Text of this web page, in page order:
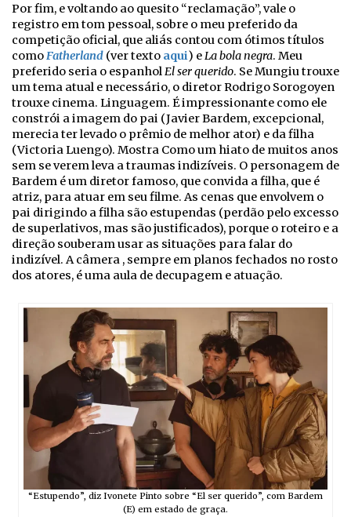
Por fim, e voltando ao quesito “reclamação”, vale o
registro em tom pessoal, sobre o meu preferido da
competição oficial, que aliás contou com ótimos títulos
como Fatherland (ver texto aqui) e La bola negra. Meu
preferido seria o espanhol El ser querido. Se Mungiu trouxe
um tema atual e necessário, o diretor Rodrigo Sorogoyen
trouxe cinema. Linguagem. É impressionante como ele
constrói a imagem do pai (Javier Bardem, excepcional,
merecia ter levado o prêmio de melhor ator) e da filha
(Victoria Luengo). Mostra Como um hiato de muitos anos
sem se verem leva a traumas indizíveis. O personagem de
Bardem é um diretor famoso, que convida a filha, que é
atriz, para atuar em seu filme. As cenas que envolvem o
pai dirigindo a filha são estupendas (perdão pelo excesso
de superlativos, mas são justificados), porque o roteiro e a
direção souberam usar as situações para falar do
indizível. A câmera , sempre em planos fechados no rosto
dos atores, é uma aula de decupagem e atuação.
“Estupendo”, diz Ivonete Pinto sobre “El ser querido”, com Bardem
(E) em estado de graça.